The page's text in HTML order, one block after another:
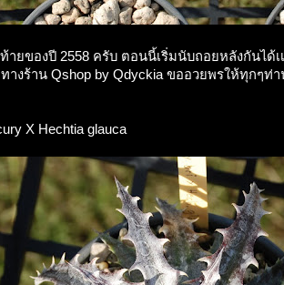
ายของปี 2558 ครับ ตอนนี้เริ่มนับถอยหลังกันได้
างร้าน Qshop by Qdyckia ขออวยพรให้ทุกๆท่
X Hechtia glauca